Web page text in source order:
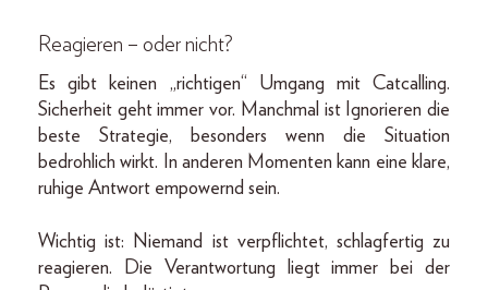
Reagieren – oder nicht?
Es gibt keinen „richtigen“ Umgang mit Catcalling.
Sicherheit geht immer vor. Manchmal ist Ignorieren die
beste Strategie, besonders wenn die Situation
bedrohlich wirkt. In anderen Momenten kann eine klare,
ruhige Antwort empowernd sein.
Wichtig ist: Niemand ist verpflichtet, schlagfertig zu
reagieren. Die Verantwortung liegt immer bei der